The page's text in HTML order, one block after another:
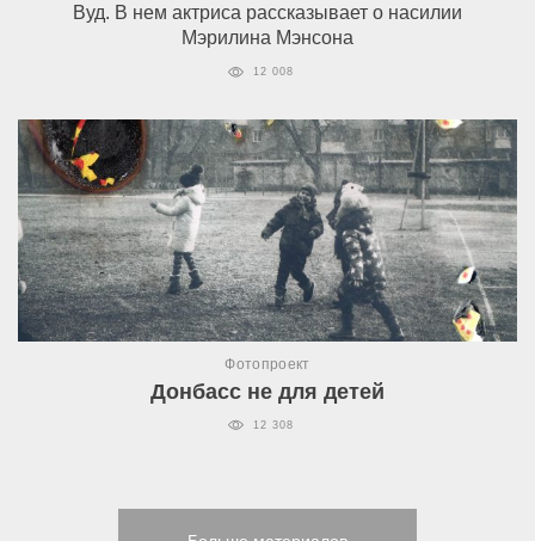
Вуд. В нем актриса рассказывает о насилии
Мэрилина Мэнсона
12 008
Фотопроект
Донбасс не для детей
12 308